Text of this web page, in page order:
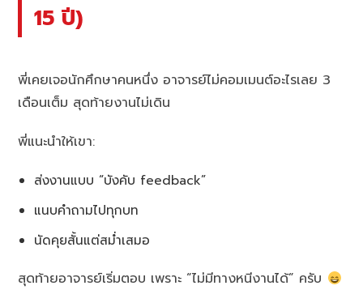
15 ปี)
พี่เคยเจอนักศึกษาคนหนึ่ง อาจารย์ไม่คอมเมนต์อะไรเลย 3
เดือนเต็ม สุดท้ายงานไม่เดิน
พี่แนะนำให้เขา:
ส่งงานแบบ “บังคับ feedback”
แนบคำถามไปทุกบท
นัดคุยสั้นแต่สม่ำเสมอ
สุดท้ายอาจารย์เริ่มตอบ เพราะ “ไม่มีทางหนีงานได้” ครับ